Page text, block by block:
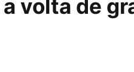
volta de